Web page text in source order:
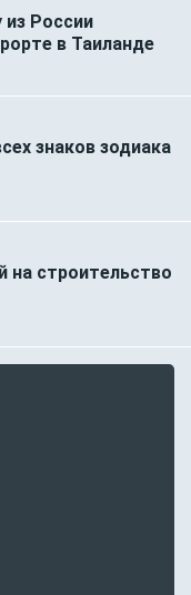
России
в Таиланде
знаков зодиака
на строительство